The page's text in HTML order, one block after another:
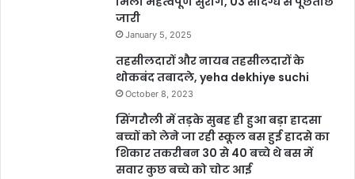
जारी
January 5, 2025
तहसीलदारों और नायब तहसीलदारों के
थोकबंद तबादले, yeha dekhiye suchi
October 8, 2023
सिंगरौली में तड़के सुबह ही हुआ बड़ा हादसा
बच्चों को लेने जा रही स्कूल बस हुई हादसे का
शिकार तकरीबन 30 से 40 बच्चे थे बस में
सवार कुछ बच्चे को चोट आई